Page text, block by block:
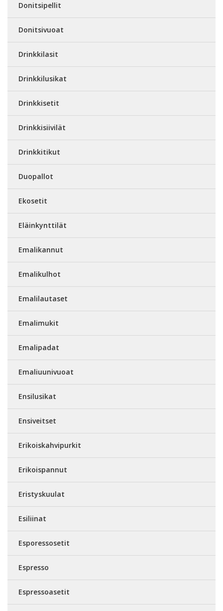
Donitsipellit
Donitsivuoat
Drinkkilasit
Drinkkilusikat
Drinkkisetit
Drinkkisiivilät
Drinkkitikut
Duopallot
Ekosetit
Eläinkynttilät
Emalikannut
Emalikulhot
Emalilautaset
Emalimukit
Emalipadat
Emaliuunivuoat
Ensilusikat
Ensiveitset
Erikoiskahvipurkit
Erikoispannut
Eristyskuulat
Esiliinat
Esporessosetit
Espresso
Espressoasetit